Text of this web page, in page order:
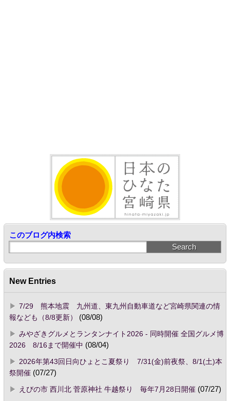
このブログ内検索
New Entries
7/29 熊本地震 九州道、東九州自動車道など宮崎県関連の情
報なども（8/8更新）
(08/08)
みやざきグルメとランタンナイト2026 - 同時開催 全国グルメ博
2026 8/16まで開催中 (08/04)
2026年第43回日向ひょとこ夏祭り 7/31(金)前夜祭、8/1(土)本
祭開催(07/27)
えびの市 西川北 菅原神社 牛越祭り 毎年7月28日開催(07/27)